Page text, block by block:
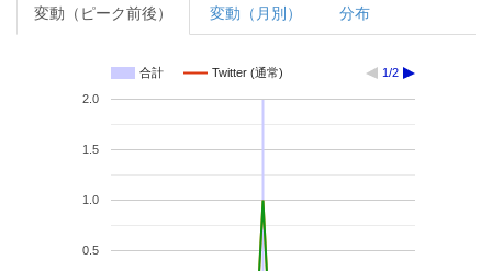
変動（ピーク前後） 変動（月別） 分布
合計 Twitter (通常) 1/2
0.5
1.0
1.5
2.0